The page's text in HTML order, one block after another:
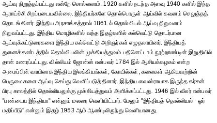
ஆய்வு நிறுத்தப்பட்டது என்றே சொல்லலாம். 1920 களில் நடந்த அளவு 1940 களில் இந்த
ஆராய்ச்சி சிறப்படையவில்லை. இந்தியர்களே தொல்பொருள் ஆய்வில் கவனம் செலுத்தத்
தொடங்கினர். இந்திய அரசாங்கத்தால் 1861 ல் தொல்லியல் ஆய்வு நிறுவனம்
நிறுவப்பட்டது. இந்திய மொழிகளில் வந்த இதழ்களில் கல்வெட்டு தொடர்பான
ஆய்வுக்கட்டுரைகளை இந்திய கல்வெட்டு அறிஞர்கள் எழுதலாயினர். இந்தியத்
துனைக்கண்டத்தில் தொல்லியலின் முக்கியத்துவம் பதினெட்டாம் நூற்றாண்டின் இறுதியில்
தான் உணரப்பட்டது. வில்லியம் ஜோன்ஸ் என்பவர் 1784 இல் ஆசியக்கழகம் என்ற
அமைப்பின் வாயிலாக இந்திய இலக்கியங்கள், கோயில்கள், கலைகள் ஆகியவற்றின்
பெருமைகளை ஆய்வு செய்து வெளிப்படுத்தினார். இந்திய வைஸ்ராயாக இருந்த கர்சன்
பிரபு காலத்தில் தொல்லியலுக்கு முக்கியத்துவம் அளிக்கப்பட்டது. 1946 இல் வீலர் என்பவர்
''பண்டைய இந்தியா'' என்னும் மலரை வெளியிட்டார். மேலும் ''இந்தியத் தொல்லியல் - ஓர்
மதிப்பீடு'' என்னும் இதழ் 1953 ஆம் ஆண்டிலிருந்து வெளியானது.